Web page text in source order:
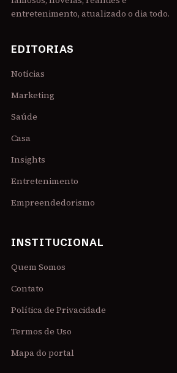
entretenimento, atualizado o dia todo.
EDITORIAS
Notícias
Marketing
Saúde
Casa
Insights
Entretenimento
Empreendedorismo
INSTITUCIONAL
Quem Somos
Contato
Política de Privacidade
Termos de Uso
Mapa do portal